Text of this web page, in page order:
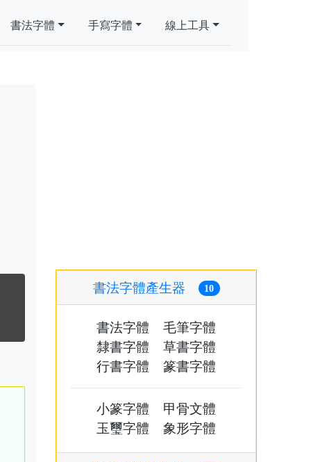
書法字體 手寫字體 線上工具
書法字體產生器 10
書法字體
毛筆字體
隸書字體
草書字體
行書字體
篆書字體
小篆字體
甲骨文體
玉璽字體
象形字體